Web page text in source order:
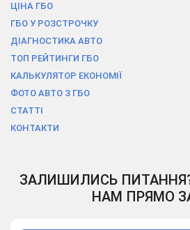
ЦІНА ГБО
ГБО У РОЗСТРОЧКУ
ДІАГНОСТИКА АВТО
ТОП РЕЙТИНГИ ГБО
КАЛЬКУЛЯТОР ЕКОНОМІЇ
ФОТО АВТО З ГБО
СТАТТІ
КОНТАКТИ
ЗАЛИШИЛИСЬ
НАМ ПРЯМО